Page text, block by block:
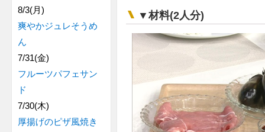
▼材料(2人分)
8/3(月)
爽やかジュレそうめ
ん
7/31(金)
フルーツパフェサン
ド
7/30(木)
厚揚げのピザ風焼き